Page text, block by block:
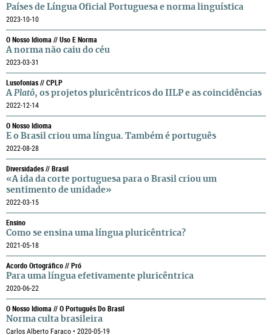
Países de Língua Oficial Portuguesa e norma linguística
2023-10-10
O Nosso Idioma // Uso E Norma
A norma não caiu do céu
2023-03-31
Lusofonias // CPLP
A Platô, os projetos pluricêntricos do IILP e as coincidências
2022-12-14
O Nosso Idioma
E o Brasil criou uma língua. Também é português
2022-08-28
Diversidades // Brasil
«A ida da corte portuguesa para o Brasil criou um
sentimento de unidade»
2022-03-15
Ensino
Como se ensina uma língua pluricêntrica?
2021-05-18
Acordo Ortográfico // Pró
Para uma língua efetivamente pluricêntrica
2020-06-22
O Nosso Idioma // O Português Do Brasil
Norma culta brasileira
Carlos Alberto Faraco • 2020-05-19